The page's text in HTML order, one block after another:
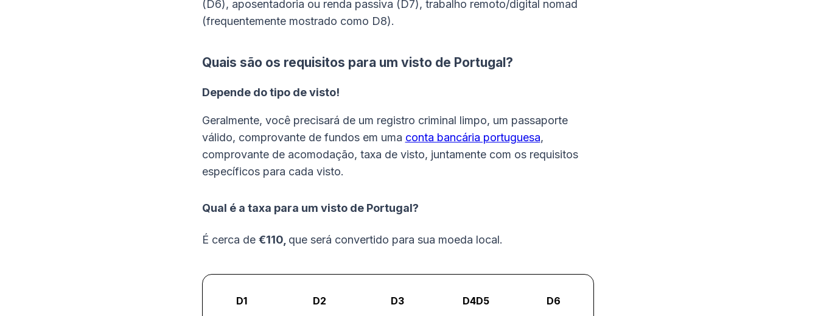
(D6), aposentadoria ou renda passiva (D7), trabalho remoto/digital nomad
(frequentemente mostrado como D8).
Quais são os requisitos para um visto de Portugal?
Depende do tipo de visto!
Geralmente, você precisará de um registro criminal limpo, um passaporte
válido, comprovante de fundos em uma conta bancária portuguesa,
comprovante de acomodação, taxa de visto, juntamente com os requisitos
específicos para cada visto.
Qual é a taxa para um visto de Portugal?
É cerca de €110, que será convertido para sua moeda local.
D1 D2 D3 D4D5 D6